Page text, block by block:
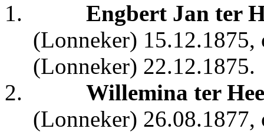
1.
Engbert Jan ter
(Lonneker)
(Lonneker) 22.12.1875.
2.
Willemina ter
(Lonneker) 26.08.1877,